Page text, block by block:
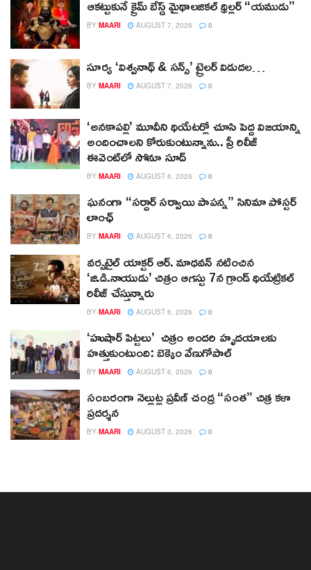
ఆకట్టుకునే క్రైమ్ బేస్డ్ మైథాలజికల్ థ్రిల్లర్ “యముడు”
BY MAARI AUGUST 7, 2026 0
సూర్య ‘విశ్వనాథ్ & సన్స్’ ట్రైలర్ విడుదల…
BY MAARI AUGUST 7, 2026 0
‘అనకాపల్లి’ మూవీని థియేటర్లో చూసి పెద్ద విజయాన్ని
అందించాలని కోరుకుంటున్నాను.. ప్రీ రిలీజ్
ఈవెంట్‌లో సోనూ సూద్
BY MAARI AUGUST 6, 2026 0
ఘనంగా “సర్దార్ సర్వాయి పాపన్న” సినిమా పోస్టర్
లాంఛ్
BY MAARI AUGUST 6, 2026 0
వర్సటైల్ యాక్టర్ ఆర్‌. మాధవన్‌ నటించిన
‘జి.డి.నాయుడు’ చిత్రం ఆగస్టు 7న గ్రాండ్ థియేట్రికల్
రిలీజ్ చేస్తున్నారు
BY MAARI AUGUST 6, 2026 0
‘హుషార్‌ పిట్టలు’ చిత్రం అందరి హృదయాలకు
హత్తుకుంటుంది: బెక్కెం వేణుగోపాల్‌
BY MAARI AUGUST 6, 2026 0
సంబరంగా నెల్లుట్ల ప్రవీణ్ చంద్ర “సంత” చిత్ర కళా
ప్రదర్శన
BY MAARI AUGUST 3, 2026 0